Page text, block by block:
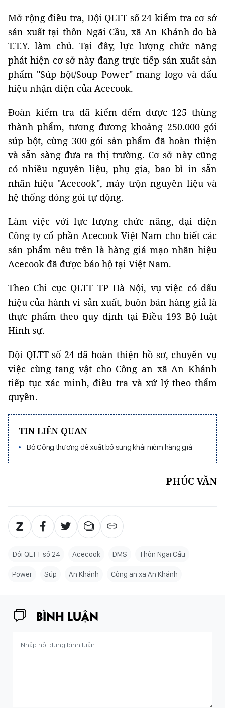
Mở rộng điều tra, Đội QLTT số 24 kiểm tra cơ sở
sản xuất tại thôn Ngãi Cầu, xã An Khánh do bà
T.T.Y. làm chủ. Tại đây, lực lượng chức năng
phát hiện cơ sở này đang trực tiếp sản xuất sản
phẩm "Súp bột/Soup Power" mang logo và dấu
hiệu nhận diện của Acecook.
Đoàn kiểm tra đã kiểm đếm được 125 thùng
thành phẩm, tương đương khoảng 250.000 gói
súp bột, cùng 300 gói sản phẩm đã hoàn thiện
và sẵn sàng đưa ra thị trường. Cơ sở này cũng
có nhiều nguyên liệu, phụ gia, bao bì in sẵn
nhãn hiệu "Acecook", máy trộn nguyên liệu và
hệ thống đóng gói tự động.
Làm việc với lực lượng chức năng, đại diện
Công ty cổ phần Acecook Việt Nam cho biết các
sản phẩm nêu trên là hàng giả mạo nhãn hiệu
Acecook đã được bảo hộ tại Việt Nam.
Theo Chi cục QLTT TP Hà Nội, vụ việc có dấu
hiệu của hành vi sản xuất, buôn bán hàng giả là
thực phẩm theo quy định tại Điều 193 Bộ luật
Hình sự.
Đội QLTT số 24 đã hoàn thiện hồ sơ, chuyển vụ
việc cùng tang vật cho Công an xã An Khánh
tiếp tục xác minh, điều tra và xử lý theo thẩm
quyền.
TIN LIÊN QUAN
Bộ Công thương đề xuất bổ sung khái niệm hàng giả
PHÚC VĂN
Đội QLTT số 24 Acecook DMS Thôn Ngãi Cầu
Power Súp An Khánh Công an xã An Khánh
BÌNH LUẬN